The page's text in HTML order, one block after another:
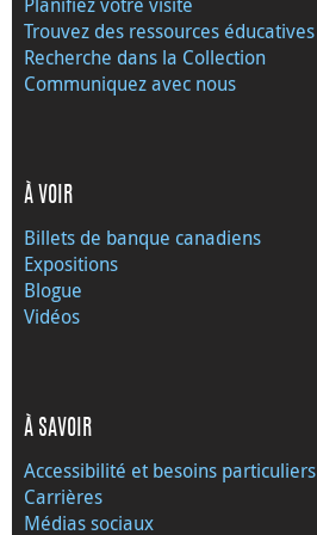
Trouvez des ressources éducatives
Recherche dans la Collection
Communiquez avec nous
À VOIR
Billets de banque canadiens
Expositions
Blogue
Vidéos
À SAVOIR
Accessibilité et besoins particuliers
Carrières
Médias sociaux